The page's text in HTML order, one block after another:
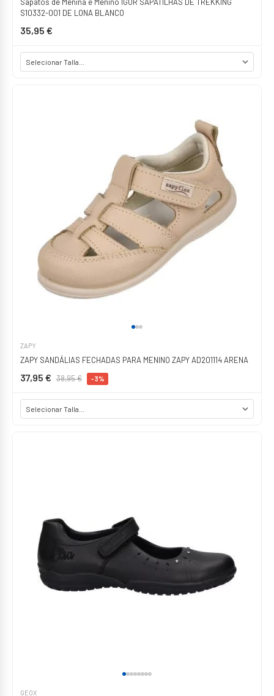
S10332-001 DE LONA BLANCO
35,95 €
ZAPY
ZAPY SANDÁLIAS FECHADAS PARA MENINO ZAPY AD201114 ARENA
37,95 € 38,95 € -3%
GEOX